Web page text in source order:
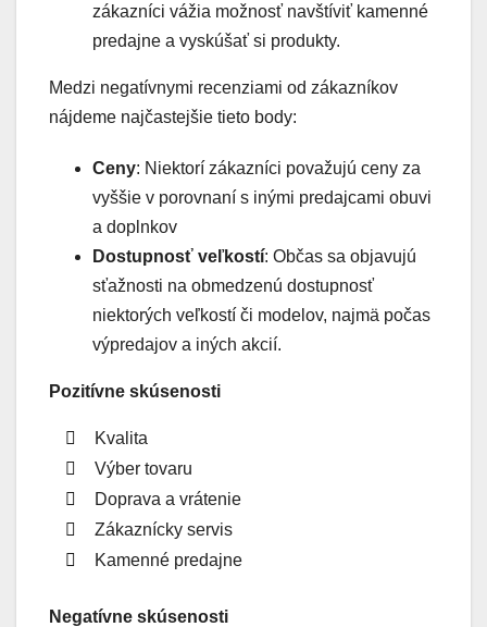
zákazníci vážia možnosť navštíviť kamenné
predajne a vyskúšať si produkty.
Medzi negatívnymi recenziami od zákazníkov
nájdeme najčastejšie tieto body:
Ceny: Niektorí zákazníci považujú ceny za
vyššie v porovnaní s inými predajcami obuvi
a doplnkov
Dostupnosť veľkostí: Občas sa objavujú
sťažnosti na obmedzenú dostupnosť
niektorých veľkostí či modelov, najmä počas
výpredajov a iných akcií.
Pozitívne skúsenosti
Kvalita
Výber tovaru
Doprava a vrátenie
Zákaznícky servis
Kamenné predajne
Negatívne skúsenosti